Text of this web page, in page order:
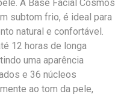
A Base Facial Cosmos
subtom frio, é ideal para
natural e confortável.
12 horas de longa
uma aparência
e 36 núcleos
ao tom da pele,